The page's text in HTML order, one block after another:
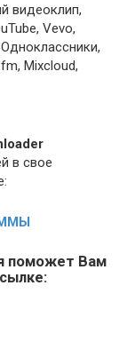
видеоклип,
Vevo,
Mixcloud,
в свое
поможет Вам